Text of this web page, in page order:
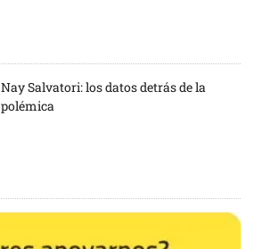
Nay Salvatori: los datos detrás de la
polémica